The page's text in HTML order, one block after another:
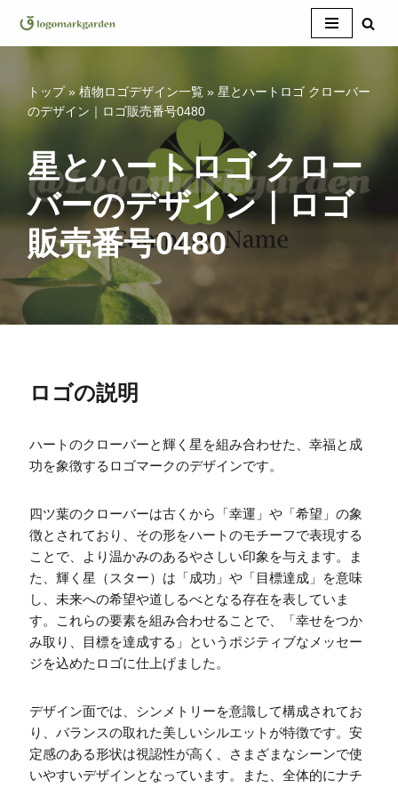
コ
トップ» 植物ロゴデザイン一覧 » 星とハートロゴ クローバー
のデザイン｜ロゴ販売番号0480
星とハートロゴ クロー
バーのデザイン｜ロゴ
販売番号0480
ロゴの説明
ハートのクローバーと輝く星を組み合わせた、幸福と成
功を象徴するロゴマークのデザインです。
四ツ葉のクローバーは古くから「幸運」や「希望」の象
徴とされており、その形をハートのモチーフで表現する
ことで、より温かみのあるやさしい印象を与えます。ま
た、輝く星（スター）は「成功」や「目標達成」を意味
し、未来への希望や道しるべとなる存在を表していま
す。これらの要素を組み合わせることで、「幸せをつか
み取り、目標を達成する」というポジティブなメッセー
ジを込めたロゴに仕上げました。
デザイン面では、シンメトリーを意識して構成されてお
り、バランスの取れた美しいシルエットが特徴です。安
定感のある形状は視認性が高く、さまざまなシーンで使
いやすいデザインとなっています。また、全体的にナチ